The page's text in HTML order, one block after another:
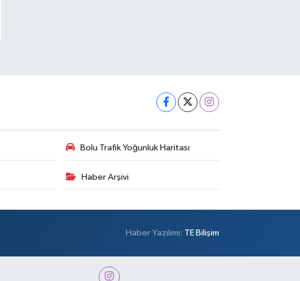
Bolu Trafik Yoğunluk Haritası
Haber Arşivi
Haber Yazılımı: TE Bilişim